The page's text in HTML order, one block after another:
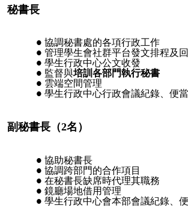
秘書長
協調秘書處的各項行政工作
管理學生會社群平台發文排程及
學生行政中心公文收發
監督與培訓各部門執行秘書
雲端空間管理
學生行政中心行政會議紀錄、便
副秘書長（2名）
協助秘書長
協調跨部門的合作項目
在秘書長缺席時代理其職務
鏡廳場地借用管理
學生行政中心會本部會議紀錄、